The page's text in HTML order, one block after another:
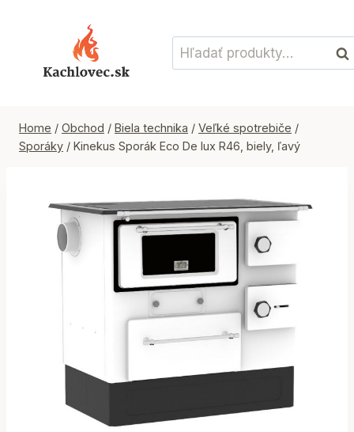
Hľadať:
Home / Obchod / Biela technika / Veľké spotrebiče /
Sporáky / Kinekus Sporák Eco De lux R46, biely, ľavý